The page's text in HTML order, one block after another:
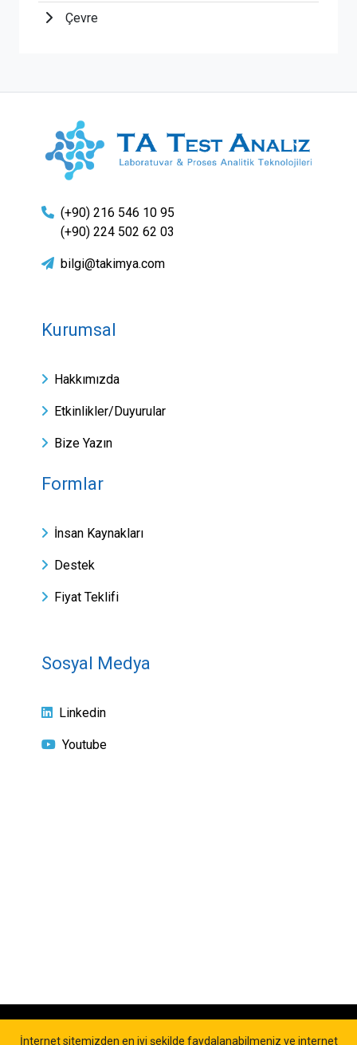
Çevre
(+90) 216 546 10 95
(+90) 224 502 62 03
bilgi@takimya.com
Kurumsal
Hakkımızda
Etkinlikler/Duyurular
Bize Yazın
Formlar
İnsan Kaynakları
Destek
Fiyat Teklifi
Sosyal Medya
Linkedin
Youtube
İnternet sitemizden en iyi şekilde faydalanabilmeniz ve internet